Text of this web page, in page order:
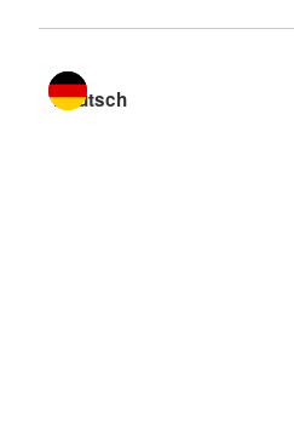
Sprache wechseln zu